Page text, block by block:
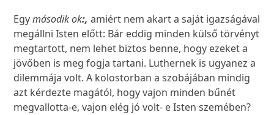
Egymásodik ok:,amiért nem akart a saját igazságával
megállni Isten előtt: Bár eddig minden külső törvényt
megtartott, nem lehet biztos benne, hogy ezeket a
jövőben is meg fogja tartani. Luthernek is ugyanez a
dilemmája volt. A kolostorban a szobájában mindig
azt kérdezte magától, hogy vajon minden bűnét
megvallotta-e, vajon elég jó volt- e Isten szemében?